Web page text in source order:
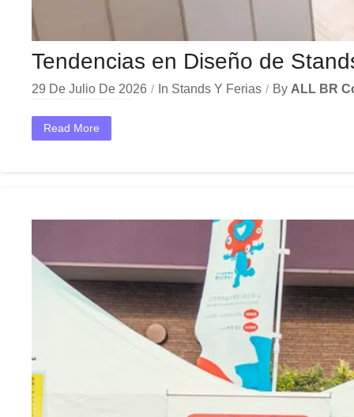
Tendencias en Diseño de
29 De Julio De 2026 In Stands Y Ferias By ALL BR
Read More